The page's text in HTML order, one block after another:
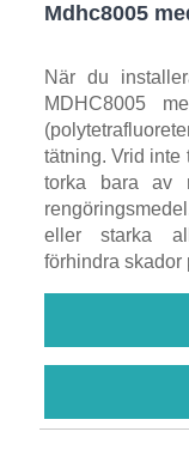
Mdhc8005
När du
MDHC8005
tätning. Vrid inte
torka bara av
eller starka
förhindra skador